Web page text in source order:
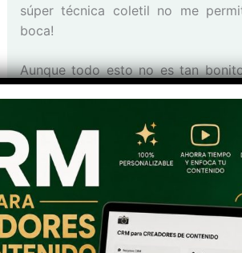
súper técnica coletil no me
boca!
Aunque todo esto no es tan
que me peinaba se enteraba todo
quedaría calladita calladita con tal
al trabajo. ¡Y además muy atenta!
ANTERIOR